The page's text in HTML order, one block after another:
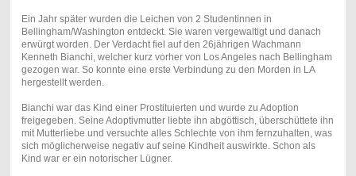
Ein Jahr später wurden die Leichen von 2 Studentinnen in
Bellingham/Washington entdeckt. Sie waren vergewaltigt und danach
erwürgt worden. Der Verdacht fiel auf den 26jährigen Wachmann
Kenneth Bianchi, welcher kurz vorher von Los Angeles nach Bellingham
gezogen war. So konnte eine erste Verbindung zu den Morden in LA
hergestellt werden.
Bianchi war das Kind einer Prostituierten und wurde zu Adoption
freigegeben. Seine Adoptivmutter liebte ihn abgöttisch, überschüttete ihn
mit Mutterliebe und versuchte alles Schlechte von ihm fernzuhalten, was
sich möglicherweise negativ auf seine Kindheit auswirkte. Schon als
Kind war er ein notorischer Lügner.